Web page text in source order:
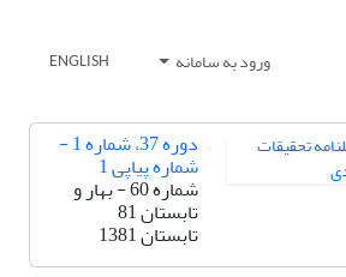
ورود به سامانه ENGLISH
دوره 37، شماره 1 -
شماره پیاپی 1
شماره 60 - بهار و
تابستان 81
تابستان 1381